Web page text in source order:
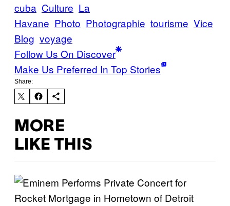
cuba Culture La
Havane Photo Photographie tourisme Vice
Blog voyage
Follow Us On Discover
Make Us Preferred In Top Stories
Share:
MORE
LIKE THIS